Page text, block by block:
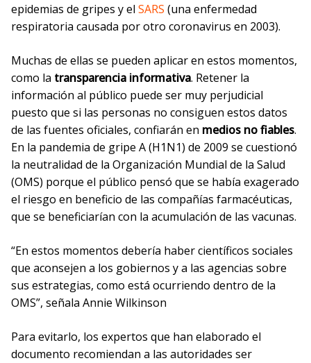
epidemias de gripes y el SARS (una enfermedad
respiratoria causada por otro coronavirus en 2003).
Muchas de ellas se pueden aplicar en estos momentos,
como la transparencia informativa. Retener la
información al público puede ser muy perjudicial
puesto que si las personas no consiguen estos datos
de las fuentes oficiales, confiarán en medios no fiables.
En la pandemia de gripe A (H1N1) de 2009 se cuestionó
la neutralidad de la Organización Mundial de la Salud
(OMS) porque el público pensó que se había exagerado
el riesgo en beneficio de las compañías farmacéuticas,
que se beneficiarían con la acumulación de las vacunas.
“En estos momentos debería haber científicos sociales
que aconsejen a los gobiernos y a las agencias sobre
sus estrategias, como está ocurriendo dentro de la
OMS”, señala Annie Wilkinson
Para evitarlo, los expertos que han elaborado el
documento recomiendan a las autoridades ser